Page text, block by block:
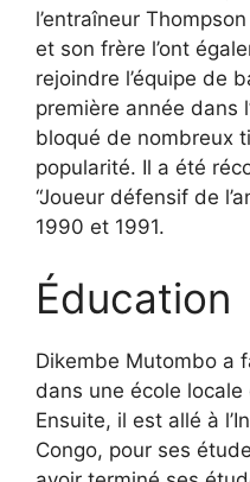
l’entraîneur
et son frère l’ont
rejoindre l’équipe de
première année dans
bloqué de nombreux
popularité. Il a été
“Joueur défensif de
1990 et 1991.
Éducation
Dikembe Mutombo a
dans une école
Ensuite, il est allé à
Congo, pour ses